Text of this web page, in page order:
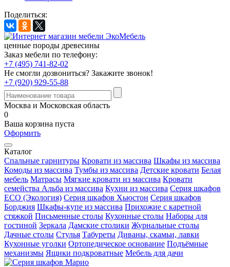
Поделиться:
ценные породы древесины
Заказ мебели по телефону:
+7 (495) 741-82-02
Не смогли дозвониться? Закажите звонок!
+7 (920) 929-55-88
Москва и Московская область
0
Ваша корзина пуста
Оформить
Каталог
Спальные гарнитуры Кровати из массива Шкафы из массива
Комоды из массива Тумбы из массива Детские кровати Белая
мебель Матрасы Мягкие кровати из массива Кровати
семейства Альба из массива Кухни из массива Серия шкафов
ECO (Экология) Серия шкафов Хьюстон Серия шкафов
Борджия Шкафы-купе из массива Прихожие с каретной
стяжкой Письменные столы Кухонные столы Наборы для
гостиной Зеркала Дамские столики Журнальные столы
Дачные столы Стулья Табуреты Диваны, скамьи, лавки
Кухонные уголки Ортопедическое основание Подъёмные
механизмы Ящики подкроватные Мебель для дачи